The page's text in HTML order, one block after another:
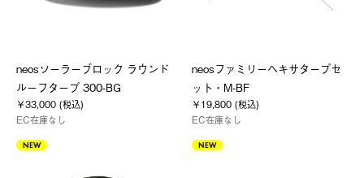
neosソーラーブロック ラウンド
ルーフタープ 300-BG
￥33,000 (税込)
EC在庫なし
neosファミリーヘキサタープセ
ット・M-BF
￥19,800 (税込)
EC在庫なし
NEW NEW